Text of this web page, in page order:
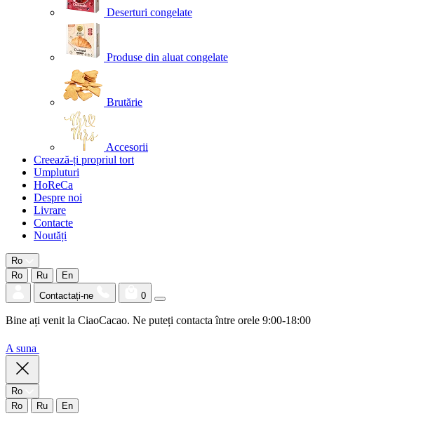
Deserturi congelate
Produse din aluat congelate
Brutărie
Accesorii
Creează-ți propriul tort
Umpluturi
HoReCa
Despre noi
Livrare
Contacte
Noutăți
Ro
Ro
Ru
En
Contactați-ne
0
Bine ați venit la CiaoCacao. Ne puteți contacta între orele 9:00-18:00
A suna
Ro
Ro
Ru En